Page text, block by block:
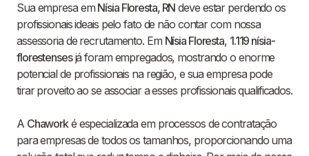
Sua empresa em Nísia Floresta, RN deve estar perdendo os
profissionais ideais pelo fato de não contar com nossa
assessoria de recrutamento. Em Nísia Floresta, 1.119 nísia-
florestensesjá foram empregados, mostrando o enorme
potencial de profissionais na região, e sua empresa pode
tirar proveito ao se associar a esses profissionais qualificados.
A Chaworké especializada em processos de contratação
para empresas de todos os tamanhos, proporcionando uma